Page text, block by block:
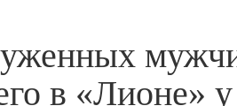
в «Лионе»